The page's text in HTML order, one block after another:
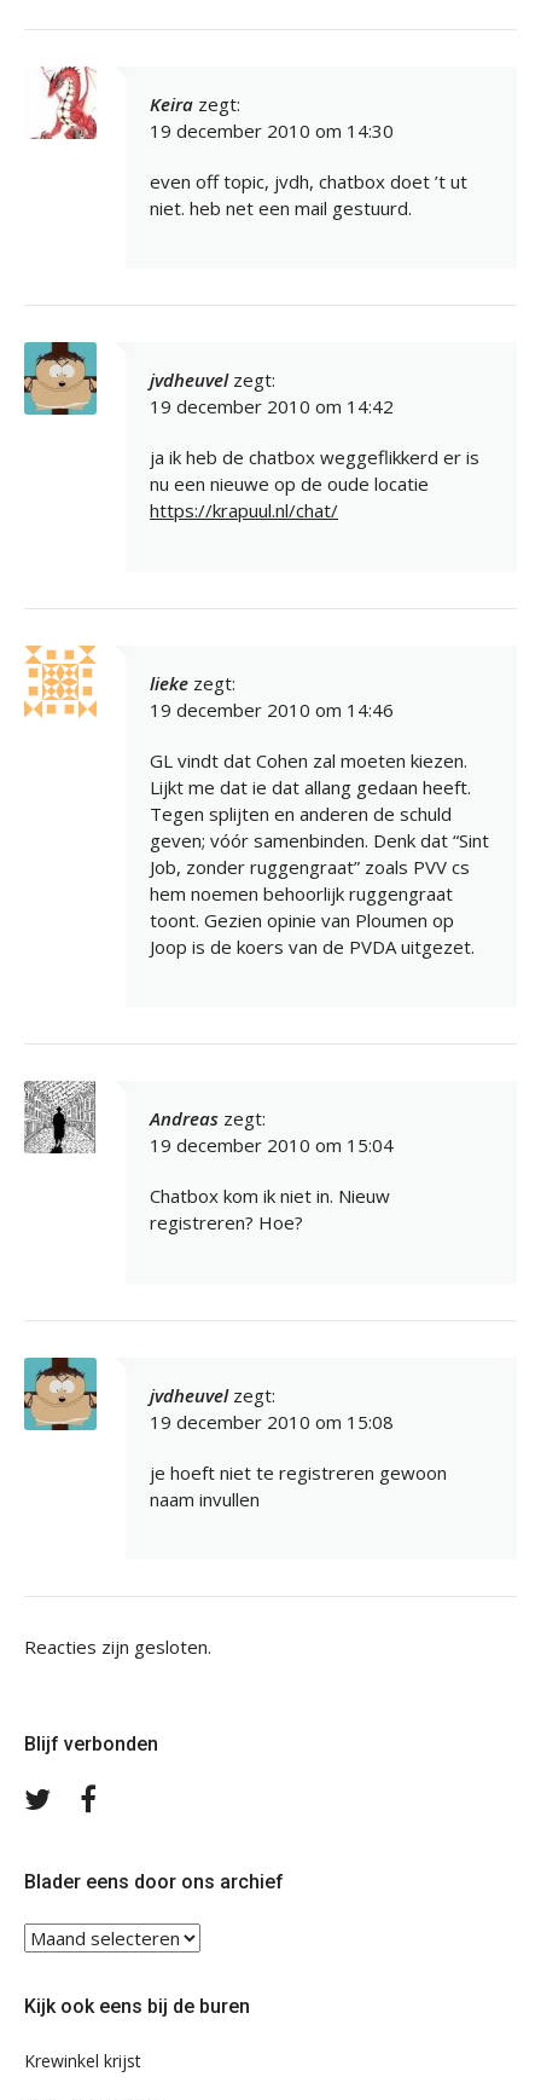
Keira zegt:
19 december 2010 om 14:30
even off topic, jvdh, chatbox doet ’t ut
niet. heb net een mail gestuurd.
jvdheuvel zegt:
19 december 2010 om 14:42
ja ik heb de chatbox weggeflikkerd er is
nu een nieuwe op de oude locatie
https://krapuul.nl/chat/
lieke zegt:
19 december 2010 om 14:46
GL vindt dat Cohen zal moeten kiezen.
Lijkt me dat ie dat allang gedaan heeft.
Tegen splijten en anderen de schuld
geven; vóór samenbinden. Denk dat “Sint
Job, zonder ruggengraat” zoals PVV cs
hem noemen behoorlijk ruggengraat
toont. Gezien opinie van Ploumen op
Joop is de koers van de PVDA uitgezet.
Andreas zegt:
19 december 2010 om 15:04
Chatbox kom ik niet in. Nieuw
registreren? Hoe?
jvdheuvel zegt:
19 december 2010 om 15:08
je hoeft niet te registreren gewoon
naam invullen
Reacties zijn gesloten.
Blijf verbonden
Volg
Blader eens door ons archief
Blader
eens
ons
Kijk ook eens bij de buren
Krewinkel krijst